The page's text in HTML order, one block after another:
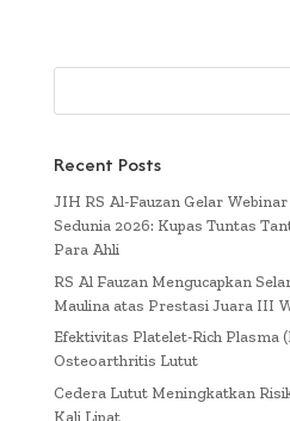
Recent Posts
JIH RS Al-Fauzan Gelar
Sedunia 2026: Kupas Tuntas
Para Ahli
RS Al Fauzan Mengucapkan
Maulina atas Prestasi Juara III
Efektivitas Platelet-Rich Plasma
Osteoarthritis Lutut
Cedera Lutut Meningkatkan
Kali Lipat